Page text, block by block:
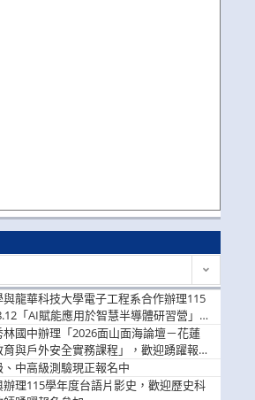
龍華科技大學電子工程系合作辦理115
「AI賦能應用於智慧半導體研習營」，
加
國中辦理「2026面山面海論壇－花蓮
與戶外安全實務課程」，歡迎踴躍報名
、中高級測驗現正報名中
理115學年度台語片影史，歡迎歷史科